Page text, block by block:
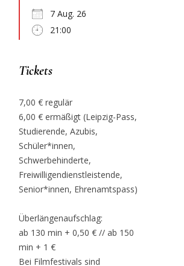
7 Aug. 26
21:00
Tickets
7,00 € regulär
6,00 € ermäßigt (Leipzig-Pass,
Studierende, Azubis,
Schüler*innen,
Schwerbehinderte,
Freiwilligendienstleistende,
Senior*innen, Ehrenamtspass)
Überlängenaufschlag:
ab 130 min + 0,50 € // ab 150
min + 1 €
Bei Filmfestivals sind